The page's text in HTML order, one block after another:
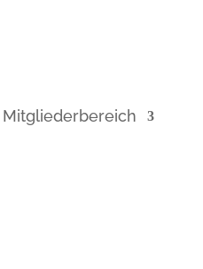
Mitgliederbereich